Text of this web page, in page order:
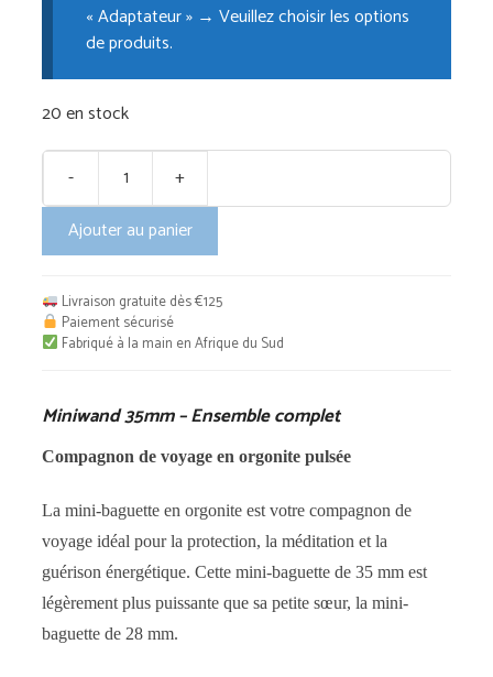
« Adaptateur » → Veuillez choisir les options
de produits.
20 en stock
-
quantité
de
Miniwand
-
Ensemble
complet
+
Ajouter au panier
Livraison gratuite dès €125
Paiement sécurisé
Fabriqué à la main en Afrique du Sud
Miniwand 35mm – Ensemble complet
Compagnon de voyage en orgonite pulsée
La mini-baguette en orgonite est votre compagnon de
voyage idéal pour la protection, la méditation et la
guérison énergétique. Cette mini-baguette de 35 mm est
légèrement plus puissante que sa petite sœur, la mini-
baguette de 28 mm.